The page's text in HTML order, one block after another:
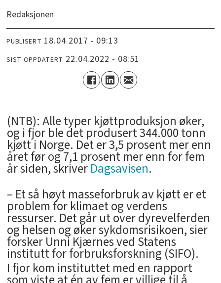
Redaksjonen
PUBLISERT 18.04.2017 - 09:13
SIST OPPDATERT 22.04.2022 - 08:51
(NTB): Alle typer kjøttproduksjon øker,
og i fjor ble det produsert 344.000 tonn
kjøtt i Norge. Det er 3,5 prosent mer enn
året før og 7,1 prosent mer enn for fem
år siden, skriverDagsavisen.
– Et så høyt masseforbruk av kjøtt er et
problem for klimaet og verdens
ressurser. Det går ut over dyrevelferden
og helsen og øker sykdomsrisikoen, sier
forsker Unni Kjærnes ved Statens
institutt for forbruksforskning (SIFO).
I fjor kom instituttet med en rapport